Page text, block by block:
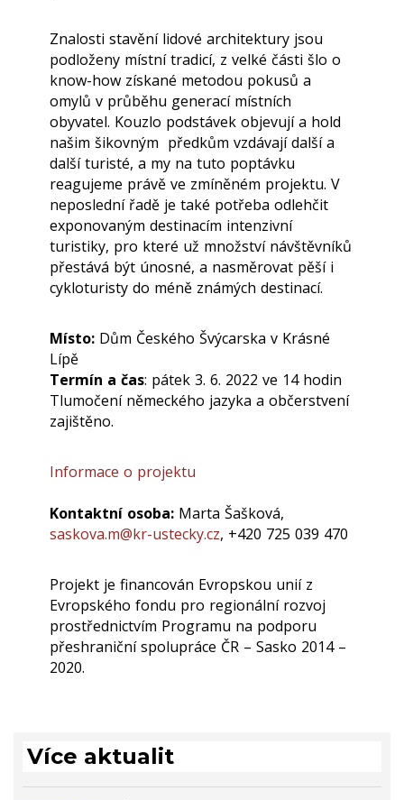
Znalosti stavění lidové architektury jsou
podloženy místní tradicí, z velké části šlo o
know-how získané metodou pokusů a
omylů v průběhu generací místních
obyvatel. Kouzlo podstávek objevují a hold
našim šikovným předkům vzdávají další a
další turisté, a my na tuto poptávku
reagujeme právě ve zmíněném projektu. V
neposlední řadě je také potřeba odlehčit
exponovaným destinacím intenzivní
turistiky, pro které už množství návštěvníků
přestává být únosné, a nasměrovat pěší i
cykloturisty do méně známých destinací.
Místo: Dům Českého Švýcarska v Krásné
Lípě
Termín a čas: pátek 3. 6. 2022 ve 14 hodin
Tlumočení německého jazyka a občerstvení
zajištěno.
Informace o projektu
Kontaktní osoba: Marta Šašková,
saskova.m@kr-ustecky.cz, +420 725 039 470
Projekt je financován Evropskou unií z
Evropského fondu pro regionální rozvoj
prostřednictvím Programu na podporu
přeshraniční spolupráce ČR – Sasko 2014 –
2020.
Více aktualit